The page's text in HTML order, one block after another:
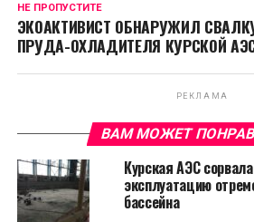
НЕ ПРОПУСТИТЕ
ЭКОАКТИВИСТ ОБНАРУЖИЛ
ПРУДА-ОХЛАДИТЕЛЯ КУРСКОЙ
РЕКЛАМА
ВАМ МОЖЕТ
Курская АЭС
эксплуатацию
бассейна